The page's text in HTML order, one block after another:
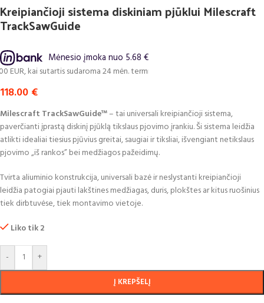
Kreipiančioji sistema diskiniam pjūklui Milescraft
TrackSawGuide
Mėnesio įmoka nuo 5.68 €
sutartis sudaroma 24 mėn. terminui, metinė palūkanų norma – 0%,
118.00 €
Milescraft TrackSawGuide™– tai universali kreipiančioji sistema,
paverčianti įprastą diskinį pjūklą tikslaus pjovimo įrankiu. Ši sistema leidžia
atlikti idealiai tiesius pjūvius greitai, saugiai ir tiksliai, išvengiant netikslaus
pjovimo „iš rankos” bei medžiagos pažeidimų.
Tvirta aliuminio konstrukcija, universali bazė ir neslystanti kreipiančioji
leidžia patogiai pjauti lakštines medžiagas, duris, plokštes ar kitus ruošinius
tiek dirbtuvėse, tiek montavimo vietoje.
Liko tik 2
- +
Į KREPŠELĮ